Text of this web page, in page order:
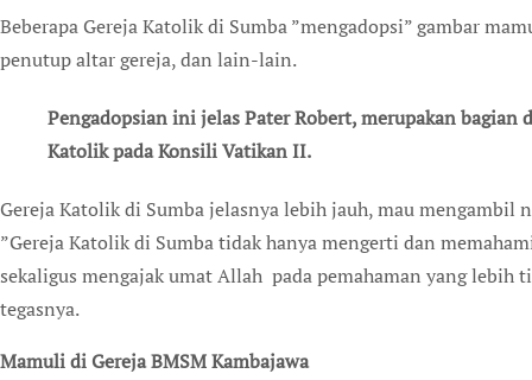
Beberapa Gereja Katolik di Sumba ”mengadopsi” gambar
penutup altar gereja, dan lain-lain.
Pengadopsian ini jelas Pater Robert, merupakan
Katolik pada Konsili Vatikan II.
Gereja Katolik di Sumba jelasnya lebih jauh, mau
”Gereja Katolik di Sumba tidak hanya mengerti dan
sekaligus mengajak umat Allah pada pemahaman yang
tegasnya.
Mamuli di Gereja BMSM Kambajawa